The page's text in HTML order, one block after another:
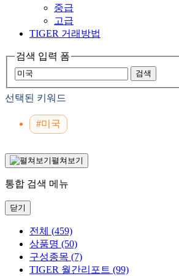
중급
고급
TIGER 거래방법
검색 입력 폼
검색
선택된 키워드
#미국
펼쳐보기
통합 검색 메뉴
닫기
전체 (459)
상품명 (50)
구성종목 (7)
TIGER 월간리포트 (99)